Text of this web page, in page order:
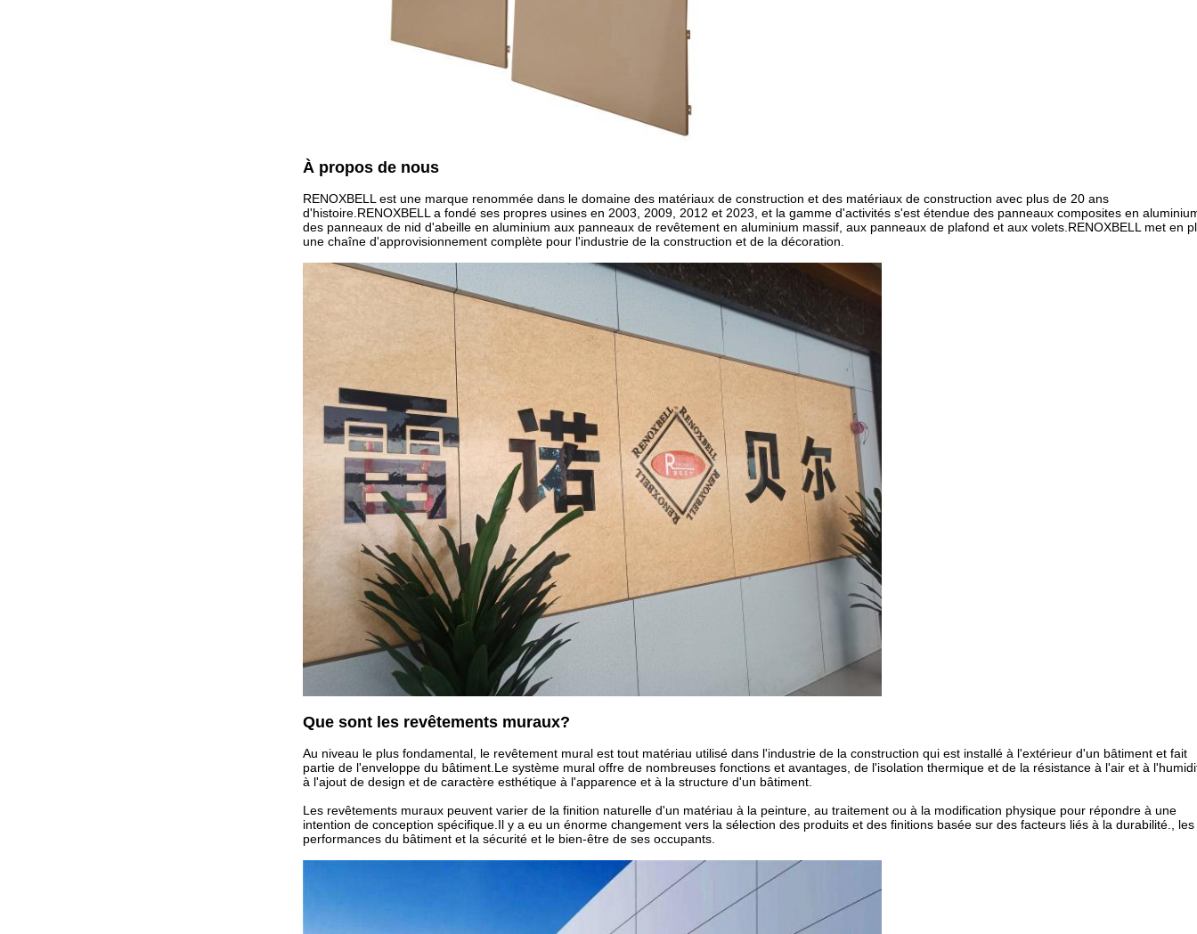
À propos de nous
RENOXBELL est une marque renommée dans le domaine des matériaux de construction et des matériaux de construction avec plus de 20 ans
d'histoire.RENOXBELL a fondé ses propres usines en 2003, 2009, 2012 et 2023, et la gamme d'activités s'est étendue des panneaux composites en
des panneaux de nid d'abeille en aluminium aux panneaux de revêtement en aluminium massif, aux panneaux de plafond et aux volets.RENOXBELL met en
une chaîne d'approvisionnement complète pour l'industrie de la construction et de la décoration.
Que sont les revêtements muraux?
Au niveau le plus fondamental, le revêtement mural est tout matériau utilisé dans l'industrie de la construction qui est installé à l'extérieur d'un bâtiment et fait
partie de l'enveloppe du bâtiment.Le système mural offre de nombreuses fonctions et avantages, de l'isolation thermique et de la résistance à l'air et à
à l'ajout de design et de caractère esthétique à l'apparence et à la structure d'un bâtiment.
Les revêtements muraux peuvent varier de la finition naturelle d'un matériau à la peinture, au traitement ou à la modification physique pour répondre à une
intention de conception spécifique.Il y a eu un énorme changement vers la sélection des produits et des finitions basée sur des facteurs liés à la durabilité., les
performances du bâtiment et la sécurité et le bien-être de ses occupants.